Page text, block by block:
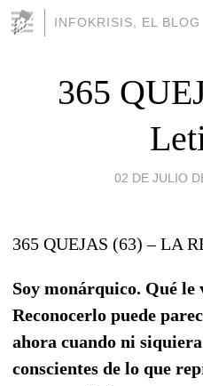
INFOKRISIS, EL
365
02 DE JULIO
365 QUEJAS (63) – LA
Soy monárquico. Qué le
Reconocerlo puede
ahora cuando ni
conscientes de lo que